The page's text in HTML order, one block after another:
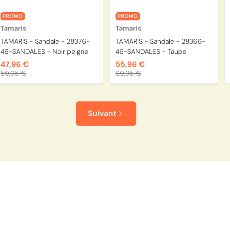
PROMO
Tamaris
TAMARIS - Sandale - 28376-
46-SANDALES - Noir peigne
47,96 €
59,95 €
PROMO
Tamaris
TAMARIS - Sandale - 28366-
46-SANDALES - Taupe
55,96 €
69,95 €
Suivant